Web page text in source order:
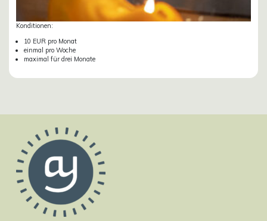
Konditionen:
10 EUR pro Monat
einmal pro Woche
maximal für drei Monate